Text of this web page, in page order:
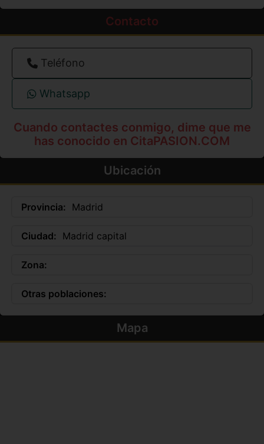
Contacto
Teléfono
Whatsapp
Cuando contactes conmigo, dime que me
has conocido en CitaPASION.COM
Ubicación
Provincia: Madrid
Ciudad: Madrid capital
Zona:
Otras poblaciones:
Mapa